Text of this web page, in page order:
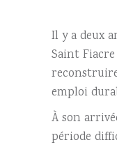
Il y a deux
Saint
emploi
À son
période